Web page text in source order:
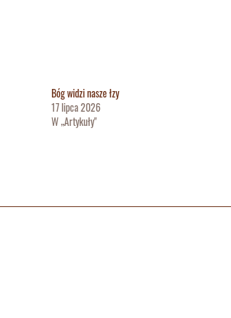
Bóg widzi nasze łzy
17 lipca 2026
W „Artykuły"